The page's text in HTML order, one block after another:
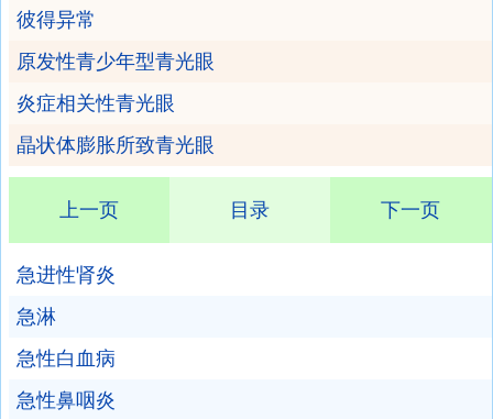
彼得异常
原发性青少年型青光眼
炎症相关性青光眼
晶状体膨胀所致青光眼
上一页 目录 下一页
急进性肾炎
急淋
急性白血病
急性鼻咽炎